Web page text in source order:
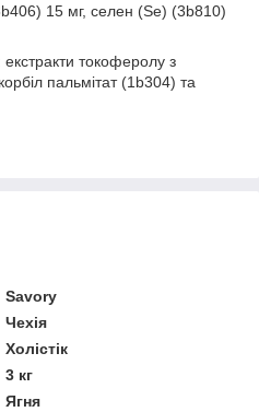
15 мг, селен (Se) (3b810)
екстракти токоферолу з
пальмітат (1b304) та
Savory
Чехія
Холістік
3 кг
Ягня